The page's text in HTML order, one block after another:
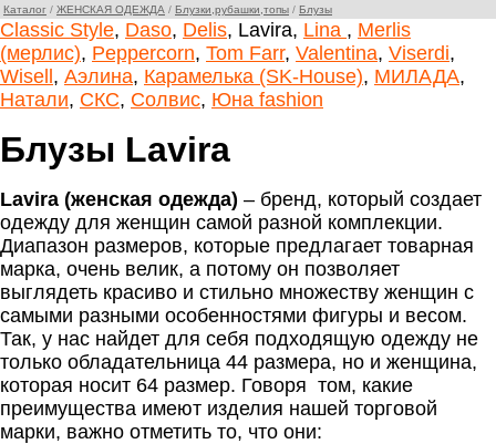
Каталог / ЖЕНСКАЯ ОДЕЖДА / Блузки,рубашки,топы / Блузы
Classic Style, Daso, Delis, Lavira, Lina , Merlis
(мерлис), Peppercorn, Tom Farr, Valentina, Viserdi,
Wisell , Аэлина, Карамелька (SK-House), МИЛАДА,
Натали, СКС, Солвис, Юна fashion
Блузы Lavira
Lavira (женская одежда) – бренд, который создает
одежду для женщин самой разной комплекции.
Диапазон размеров, которые предлагает товарная
марка, очень велик, а потому он позволяет
выглядеть красиво и стильно множеству женщин с
самыми разными особенностями фигуры и весом.
Так, у нас найдет для себя подходящую одежду не
только обладательница 44 размера, но и женщина,
которая носит 64 размер. Говоря том, какие
преимущества имеют изделия нашей торговой
марки, важно отметить то, что они: